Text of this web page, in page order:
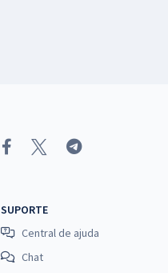
SUPORTE
Central de ajuda
Chat